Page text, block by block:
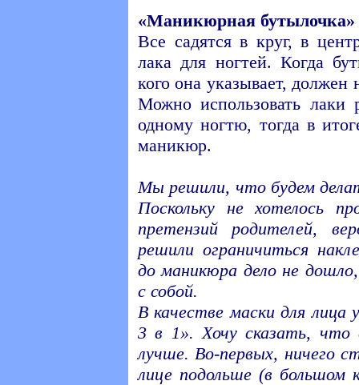
«Маникюрная бутылочка»
Все садятся в круг, в
лака для ногтей. Когда
кого она указывает, должен
Можно использовать лаки
одному ногтю, тогда в
маникюр.
Мы решили, что будем
Поскольку не хотелось
претензий родителей,
решили ограничиться
до маникюра дело не
с собой.
В качестве маски для
3 в 1». Хочу сказать, что
лучше. Во-первых, ничего
лице подольше (в большом